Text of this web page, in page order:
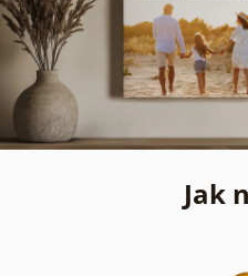
Jak